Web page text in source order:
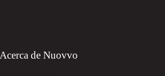
Acerca de Nuovvo